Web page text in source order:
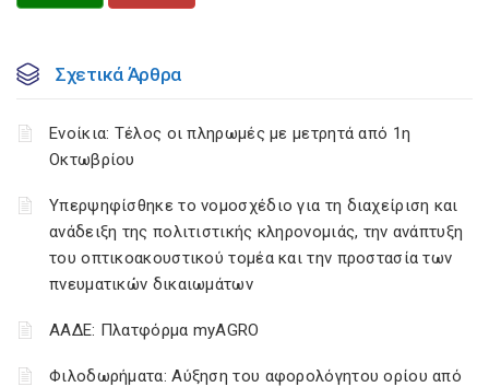
Σχετικά Άρθρα
Ενοίκια: Τέλος οι πληρωμές με μετρητά από 1η
Οκτωβρίου
Υπερψηφίσθηκε το νομοσχέδιο για τη διαχείριση και
ανάδειξη της πολιτιστικής κληρονομιάς, την ανάπτυξη
του οπτικοακουστικού τομέα και την προστασία των
πνευματικών δικαιωμάτων
ΑΑΔΕ: Πλατφόρμα myAGRO
Φιλοδωρήματα: Αύξηση του αφορολόγητου ορίου από